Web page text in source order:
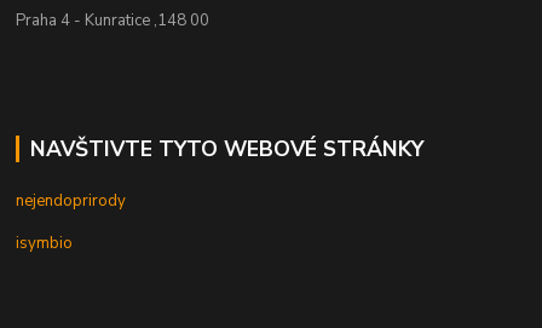
Praha 4 - Kunratice ,148 00
NAVŠTIVTE TYTO WEBOVÉ STRÁNKY
nejendoprirody
isymbio